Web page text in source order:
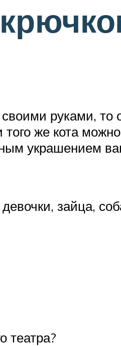
руками, то
того же кота
украшением
зайца,
театра?